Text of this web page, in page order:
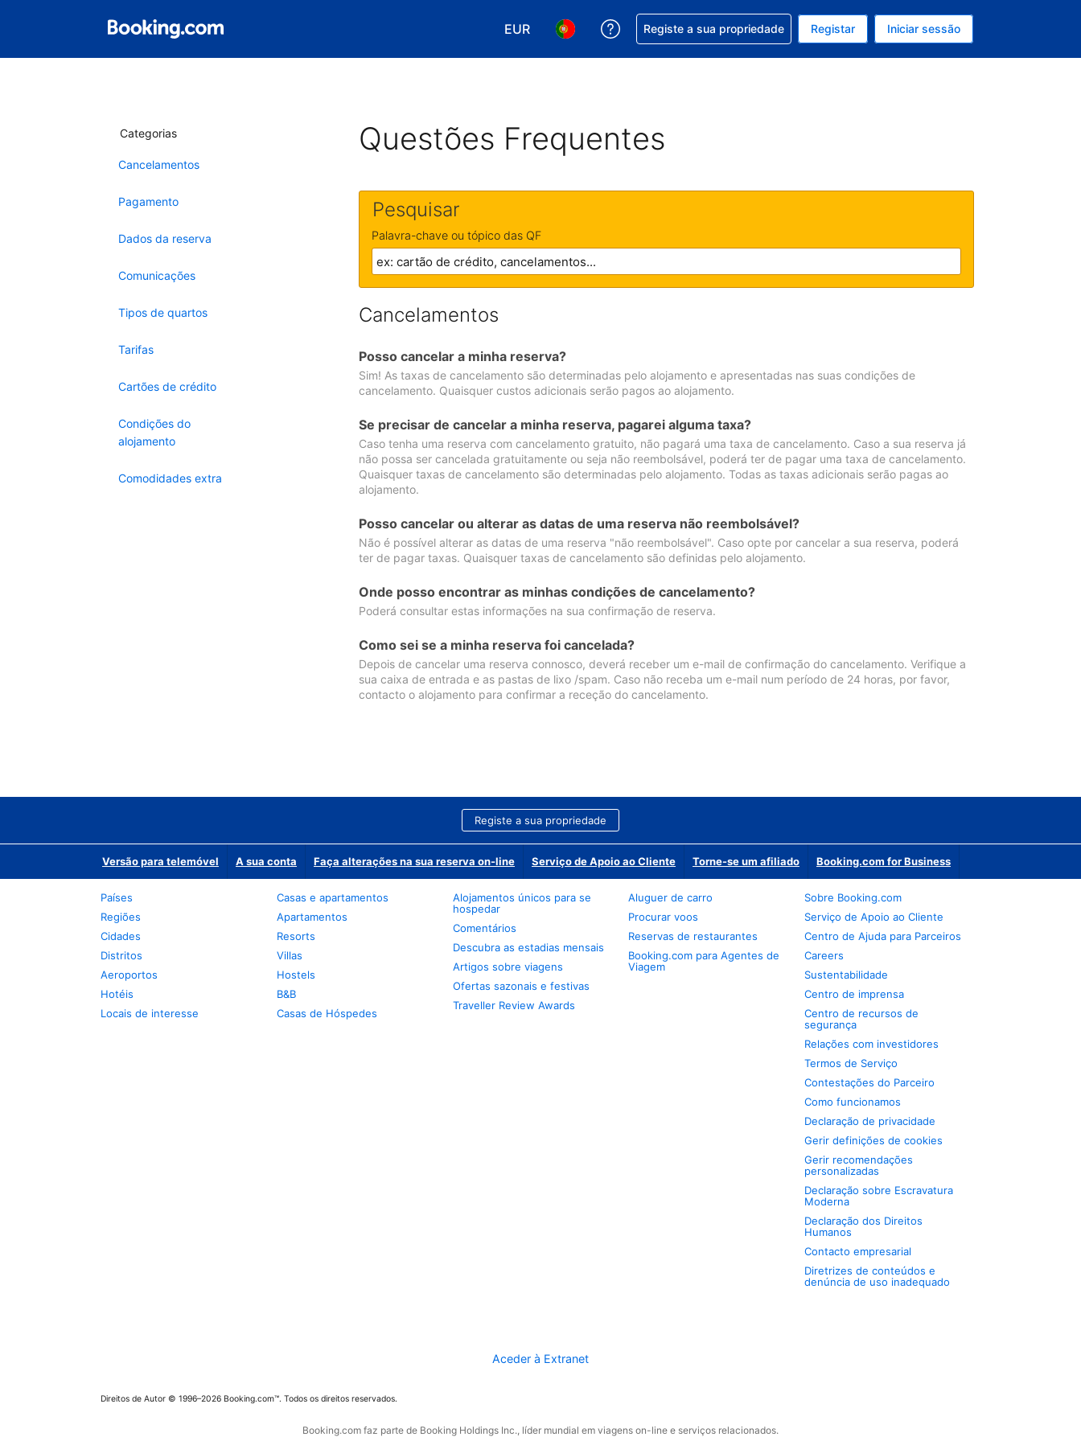
EUR
Escolha a sua moeda. A sua moeda atual é EUR
Escolha o seu idioma. O seu idioma atual é Português
Obtenha ajuda com a sua reserva
Registe a sua propriedade Registar Iniciar sessão
Categorias
Cancelamentos
Pagamento
Dados da reserva
Comunicações
Tipos de quartos
Tarifas
Cartões de crédito
Condições do
alojamento
Comodidades extra
Questões Frequentes
Pesquisar
Palavra-chave ou tópico das QF
Cancelamentos
Posso cancelar a minha reserva?
Sim! As taxas de cancelamento são determinadas pelo alojamento e apresentadas nas suas condições de
cancelamento. Quaisquer custos adicionais serão pagos ao alojamento.
Se precisar de cancelar a minha reserva, pagarei alguma taxa?
Caso tenha uma reserva com cancelamento gratuito, não pagará uma taxa de cancelamento. Caso a sua reserva já
não possa ser cancelada gratuitamente ou seja não reembolsável, poderá ter de pagar uma taxa de cancelamento.
Quaisquer taxas de cancelamento são determinadas pelo alojamento. Todas as taxas adicionais serão pagas ao
alojamento.
Posso cancelar ou alterar as datas de uma reserva não reembolsável?
Não é possível alterar as datas de uma reserva "não reembolsável". Caso opte por cancelar a sua reserva, poderá
ter de pagar taxas. Quaisquer taxas de cancelamento são definidas pelo alojamento.
Onde posso encontrar as minhas condições de cancelamento?
Poderá consultar estas informações na sua confirmação de reserva.
Como sei se a minha reserva foi cancelada?
Depois de cancelar uma reserva connosco, deverá receber um e-mail de confirmação do cancelamento. Verifique a
sua caixa de entrada e as pastas de lixo /spam. Caso não receba um e-mail num período de 24 horas, por favor,
contacto o alojamento para confirmar a receção do cancelamento.
Registe a sua propriedade
Versão para telemóvel A sua conta Faça alterações na sua reserva on-line Serviço de Apoio ao Cliente Torne-se um afiliado Booking.com for Business
Países
Regiões
Cidades
Distritos
Aeroportos
Hotéis
Locais de interesse
Casas e apartamentos
Apartamentos
Resorts
Villas
Hostels
B&B
Casas de Hóspedes
Alojamentos únicos para se
hospedar
Comentários
Descubra as estadias mensais
Artigos sobre viagens
Ofertas sazonais e festivas
Traveller Review Awards
Aluguer de carro
Procurar voos
Reservas de restaurantes
Booking.com para Agentes de
Viagem
Sobre Booking.com
Serviço de Apoio ao Cliente
Centro de Ajuda para Parceiros
Careers
Sustentabilidade
Centro de imprensa
Centro de recursos de
segurança
Relações com investidores
Termos de Serviço
Contestações do Parceiro
Como funcionamos
Declaração de privacidade
Gerir definições de cookies
Gerir recomendações
personalizadas
Declaração sobre Escravatura
Moderna
Declaração dos Direitos
Humanos
Contacto empresarial
Diretrizes de conteúdos e
denúncia de uso inadequado
Aceder à Extranet
Direitos de Autor © 1996–2026 Booking.com™. Todos os direitos reservados.
Booking.com faz parte de Booking Holdings Inc., líder mundial em viagens on-line e serviços relacionados.